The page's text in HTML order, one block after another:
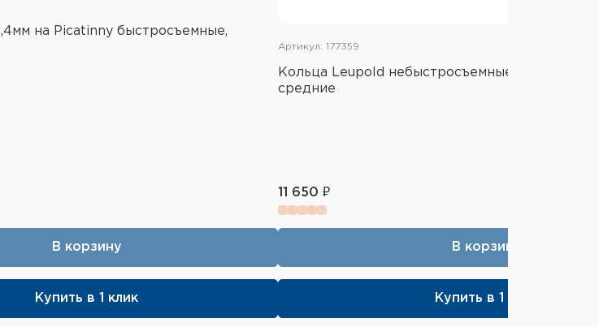
на Picatinny быстросъемные,
В корзину
Купить в 1 клик
Артикул: 177359
Кольца Leupold небыстросъемные на CZ 550
средние
11 650 ₽
В корзину
Купить в 1 клик